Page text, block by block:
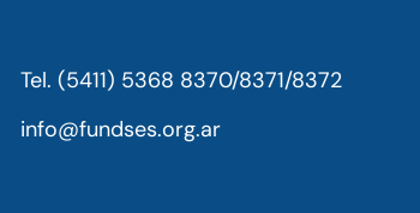
Tel. (5411) 5368 8370/8371/8372
info@fundses.org.ar